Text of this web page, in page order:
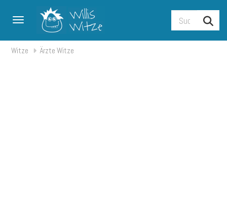
Toggle navigation
Witze Ärzte Witze